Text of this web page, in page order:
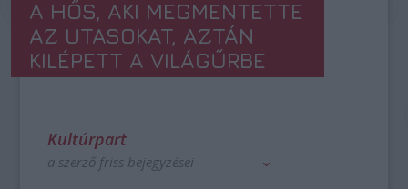
A HŐS, AKI MEGMENTETTE
AZ UTASOKAT, AZTÁN
KILÉPETT A VILÁGŰRBE
Kultúrpart
a szerző friss bejegyzései